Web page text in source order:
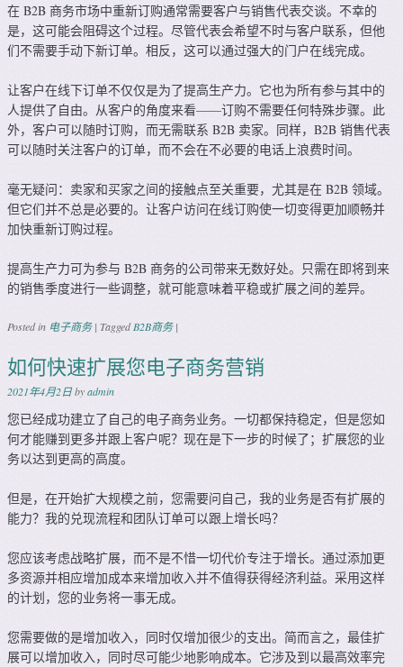
在 B2B 商务市场中重新订购通常需要客户与销售代表交谈。不幸的
是，这可能会阻碍这个过程。尽管代表会希望不时与客户联系，但他
们不需要手动下新订单。相反，这可以通过强大的门户在线完成。
让客户在线下订单不仅仅是为了提高生产力。它也为所有参与其中的
人提供了自由。从客户的角度来看——订购不需要任何特殊步骤。此
外，客户可以随时订购，而无需联系 B2B 卖家。同样，B2B 销售代表
可以随时关注客户的订单，而不会在不必要的电话上浪费时间。
毫无疑问：卖家和买家之间的接触点至关重要，尤其是在 B2B 领域。
但它们并不总是必要的。让客户访问在线订购使一切变得更加顺畅并
加快重新订购过程。
提高生产力可为参与 B2B 商务的公司带来无数好处。只需在即将到来
的销售季度进行一些调整，就可能意味着平稳或扩展之间的差异。
Posted in 电子商务 | TaggedB2B商务 |
如何快速扩展您电子商务营销
2021年4月2日byadmin
您已经成功建立了自己的电子商务业务。一切都保持稳定，但是您如
何才能赚到更多并跟上客户呢？现在是下一步的时候了；扩展您的业
务以达到更高的高度。
但是，在开始扩大规模之前，您需要问自己，我的业务是否有扩展的
能力？我的兑现流程和团队订单可以跟上增长吗？
您应该考虑战略扩展，而不是不惜一切代价专注于增长。通过添加更
多资源并相应增加成本来增加收入并不值得获得经济利益。采用这样
的计划，您的业务将一事无成。
您需要做的是增加收入，同时仅增加很少的支出。简而言之，最佳扩
展可以增加收入，同时尽可能少地影响成本。它涉及到以最高效率完